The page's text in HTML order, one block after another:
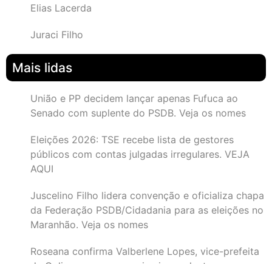
Elias Lacerda
Juraci Filho
Mais lidas
União e PP decidem lançar apenas Fufuca ao
Senado com suplente do PSDB. Veja os nomes
Eleições 2026: TSE recebe lista de gestores
públicos com contas julgadas irregulares. VEJA
AQUI
Juscelino Filho lidera convenção e oficializa chapa
da Federação PSDB/Cidadania para as eleições no
Maranhão. Veja os nomes
Roseana confirma Valberlene Lopes, vice-prefeita